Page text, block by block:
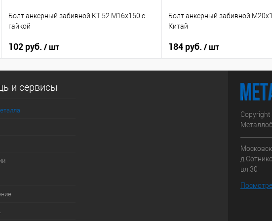
Болт анкерный забивной KT 52 М16х150 с
гайкой
102 руб. / шт
Болт анкерный забивной
Китай
184 руб. / шт
и сервисы
вл.30